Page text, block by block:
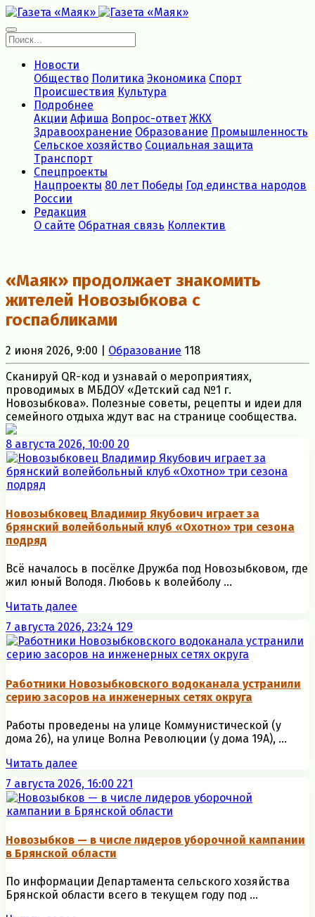
Новости
Общество Политика Экономика Спорт
Происшествия Культура
Подробнее
Акции Афиша Вопрос-ответ ЖКХ
Здравоохранение Образование Промышленность
Сельское хозяйство Социальная защита
Транспорт
Спецпроекты
Нацпроекты 80 лет Победы Год единства народов
России
Редакция
О сайте Обратная связь Коллектив
«Маяк» продолжает знакомить
жителей Новозыбкова с
госпабликами
2 июня 2026, 9:00 | Образование 118
Сканируй QR-код и узнавай о мероприятиях,
проводимых в МБДОУ «Детский сад №1 г.
Новозыбкова». Полезные советы, рецепты и идеи для
семейного отдыха ждут вас на странице сообщества.
8 августа 2026, 10:00 20
Новозыбковец Владимир Якубович играет за
брянский волейбольный клуб «Охотно» три сезона
подряд
Всё началось в посёлке Дружба под Новозыбковом, где
жил юный Володя. Любовь к волейболу ...
Читать далее
7 августа 2026, 23:24 129
Работники Новозыбковского водоканала устранили
серию засоров на инженерных сетях округа
Работы проведены на улице Коммунистической (у
дома 26), на улице Волна Революции (у дома 19А), ...
Читать далее
7 августа 2026, 16:00 221
Новозыбков — в числе лидеров уборочной кампании
в Брянской области
По информации Департамента сельского хозяйства
Брянской области всего в текущем году под ...